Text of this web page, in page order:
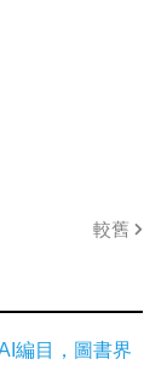
較舊
編目，圖書界